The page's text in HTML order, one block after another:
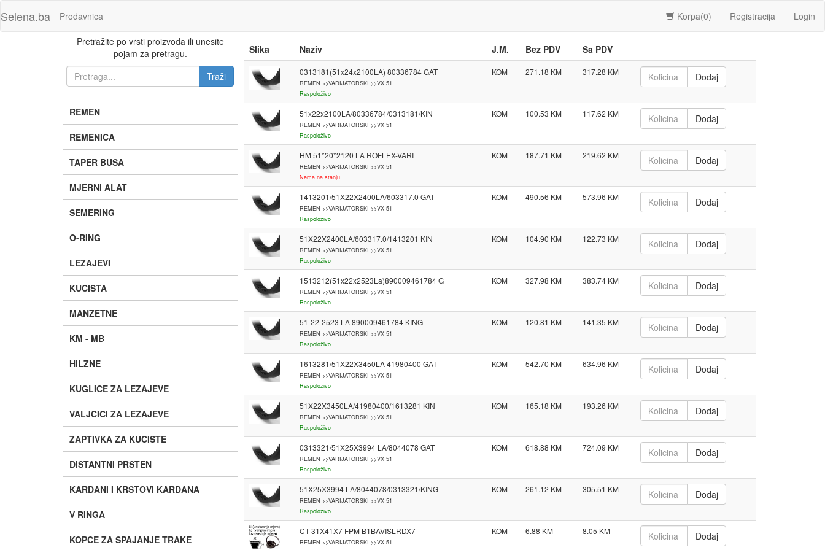
Selena.ba Prodavnica Korpa(0) Registracija Login
Pretražite po vrsti proizvoda ili unesite
pojam za pretragu.
REMEN
REMENICA
TAPER BUSA
MJERNI ALAT
SEMERING
O-RING
LEZAJEVI
KUCISTA
MANZETNE
KM - MB
HILZNE
KUGLICE ZA LEZAJEVE
VALJCICI ZA LEZAJEVE
ZAPTIVKA ZA KUCISTE
DISTANTNI PRSTEN
KARDANI I KRSTOVI KARDANA
V RINGA
KOPCE ZA SPAJANJE TRAKE
Slika Naziv J.M. Bez PDV Sa PDV
0313181(51x24x2100LA) 80336784 GAT
REMEN >>VARIJATORSKI >>VX 51
Raspoloživo
KOM 271.18 317.28
51x22x2100LA/80336784/0313181/KIN
REMEN >>VARIJATORSKI >>VX 51
Raspoloživo
KOM 100.53 117.62
HM 51*20*2120 LA ROFLEX-VARI
REMEN >>VARIJATORSKI >>VX 51
Nema na stanju
KOM 187.71 219.62
1413201/51X22X2400LA/603317.0 GAT
REMEN >>VARIJATORSKI >>VX 51
Raspoloživo
KOM 490.56 573.96
51X22X2400LA/603317.0/1413201 KIN
REMEN >>VARIJATORSKI >>VX 51
Raspoloživo
KOM 104.90 122.73
1513212(51x22x2523La)890009461784 G
REMEN >>VARIJATORSKI >>VX 51
Raspoloživo
KOM 327.98 383.74
51-22-2523 LA 890009461784 KING
REMEN >>VARIJATORSKI >>VX 51
Raspoloživo
KOM 120.81 141.35
1613281/51X22X3450LA 41980400 GAT
REMEN >>VARIJATORSKI >>VX 51
Raspoloživo
KOM 542.70 634.96
51X22X3450LA/41980400/1613281 KIN
REMEN >>VARIJATORSKI >>VX 51
Raspoloživo
KOM 165.18 193.26
0313321/51X25X3994 LA/8044078 GAT
REMEN >>VARIJATORSKI >>VX 51
Raspoloživo
KOM 618.88 724.09
51X25X3994 LA/8044078/0313321/KING
REMEN >>VARIJATORSKI >>VX 51
Raspoloživo
KOM 261.12 305.51
CT 31X41X7 FPM B1BAVISLRDX7
REMEN >>VARIJATORSKI >>VX 51
KOM 6.88 8.05